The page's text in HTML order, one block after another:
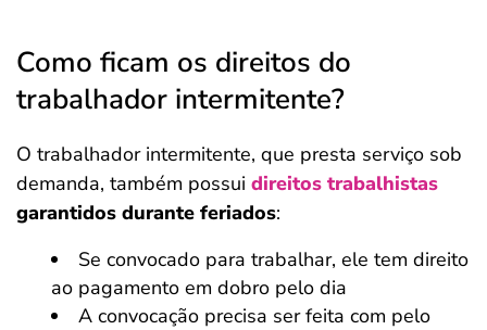
Como ficam os direitos do
trabalhador intermitente?
O trabalhador intermitente, que presta serviço sob
demanda, também possui direitos trabalhistas
garantidos durante feriados:
Se convocado para trabalhar, ele tem direito
ao pagamento em dobro pelo dia
A convocação precisa ser feita com pelo